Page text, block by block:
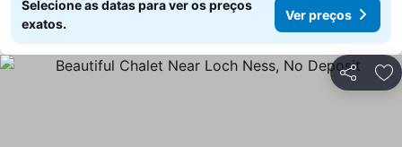
Selecione as datas para ver os preços
exatos.
Ver preços
Partilhar